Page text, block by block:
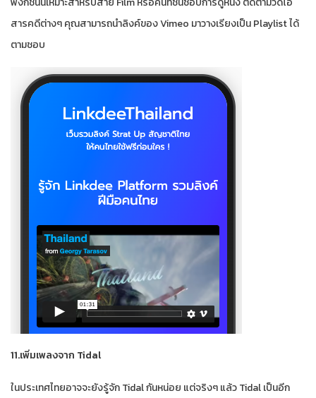
สารคดีต่างๆ คุณสามารถนำลิงค์ของ Vimeo มาวางเรียงเป็น Playlist ได้
ตามชอบ
11.เพิ่มเพลงจาก Tidal
ในประเทศไทยอาจจะยังรู้จัก Tidal กันหน่อย แต่จริงๆ แล้ว Tidal เป็นอีก